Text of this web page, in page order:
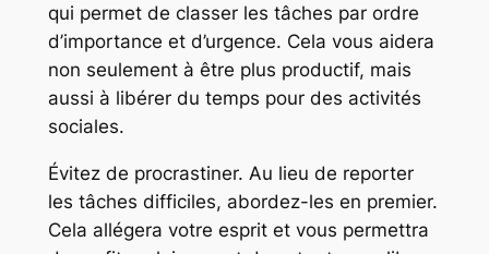
qui permet de classer les tâches par ordre
d’importance et d’urgence. Cela vous aidera
non seulement à être plus productif, mais
aussi à libérer du temps pour des activités
sociales.
Évitez de procrastiner. Au lieu de reporter
les tâches difficiles, abordez-les en premier.
Cela allégera votre esprit et vous permettra